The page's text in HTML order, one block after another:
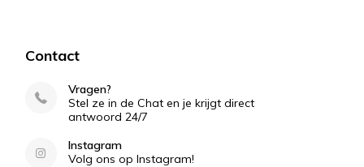
Contact
Vragen?
Stel ze in de Chat en je krijgt direct
antwoord 24/7
Instagram
Volg ons op Instagram!